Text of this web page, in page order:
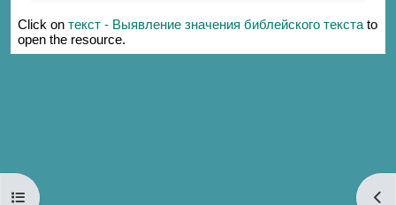
Open course index
Click on текст - Выявление значения библейского текста to
open the resource.